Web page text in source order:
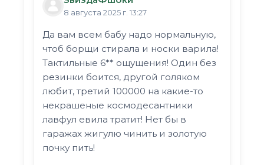
8 августа 2025 г. 13:27
Да вам всем бабу надо нормальную,
чтоб борщи стирала и носки варила!
Тактильные 6** ощущения! Один без
резинки боится, другой голяком
любит, третий 100000 на какие-то
некрашеные космодесантники
лавфул евила тратит! Нет бы в
гаражах жигулю чинить и золотую
почку пить!